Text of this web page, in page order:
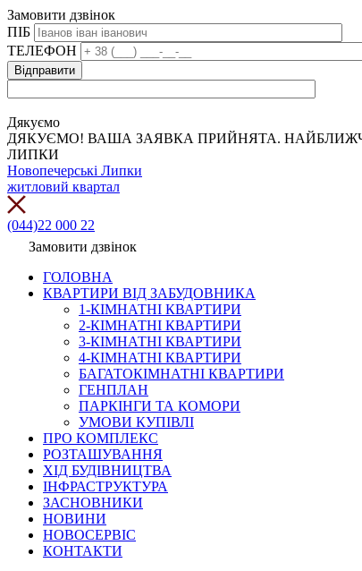
Замовити дзвінок
ПІБ
ТЕЛЕФОН
Дякуємо
ДЯКУЄМО! ВАША ЗАЯВКА ПРИЙНЯТА.
ЛИПКИ
Новопечерські Липки
житловий квартал
(044)22 000 22
Замовити дзвінок
ГОЛОВНА
КВАРТИРИ ВІД ЗАБУДОВНИКА
1-КІМНАТНІ КВАРТИРИ
2-КІМНАТНІ КВАРТИРИ
3-КІМНАТНІ КВАРТИРИ
4-КІМНАТНІ КВАРТИРИ
БАГАТОКІМНАТНІ КВАРТИРИ
ГЕНПЛАН
ПАРКІНГИ ТА КОМОРИ
УМОВИ КУПІВЛІ
ПРО КОМПЛЕКС
РОЗТАШУВАННЯ
ХІД БУДІВНИЦТВА
ІНФРАСТРУКТУРА
ЗАСНОВНИКИ
НОВИНИ
НОВОСЕРВІС
КОНТАКТИ